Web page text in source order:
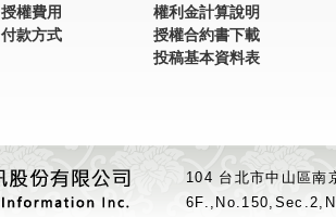
授權費用
付款方式
權利金計算說明
授權合約書下載
投稿基本資料表
104 台北市中山區